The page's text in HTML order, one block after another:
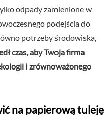
odpady zamienione w
podejścia do
potrzeby środowiska,
czas, aby Twoja firma
i zrównoważonego
na papierową tuleję